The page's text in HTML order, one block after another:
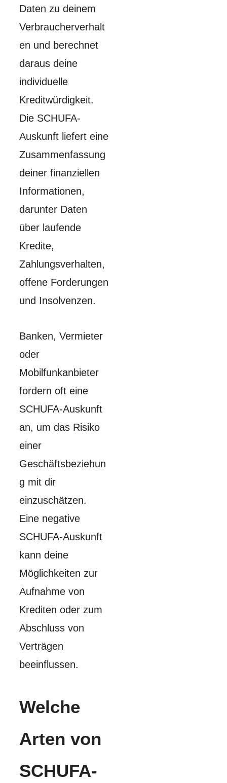
Daten zu deinem
Verbraucherverhalt
en und berechnet
daraus deine
individuelle
Kreditwürdigkeit.
Die SCHUFA-
Auskunft liefert eine
Zusammenfassung
deiner finanziellen
Informationen,
darunter Daten
über laufende
Kredite,
Zahlungsverhalten,
offene Forderungen
und Insolvenzen.
Banken, Vermieter
oder
Mobilfunkanbieter
fordern oft eine
SCHUFA-Auskunft
an, um das Risiko
einer
Geschäftsbeziehun
g mit dir
einzuschätzen.
Eine negative
SCHUFA-Auskunft
kann deine
Möglichkeiten zur
Aufnahme von
Krediten oder zum
Abschluss von
Verträgen
beeinflussen.
Welche
Arten von
SCHUFA-